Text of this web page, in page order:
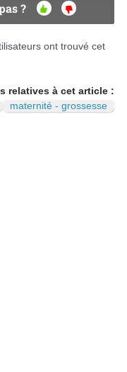
?
OU
NO
N
ont trouvé cet
relatives à cet article :
maternité - grossesse